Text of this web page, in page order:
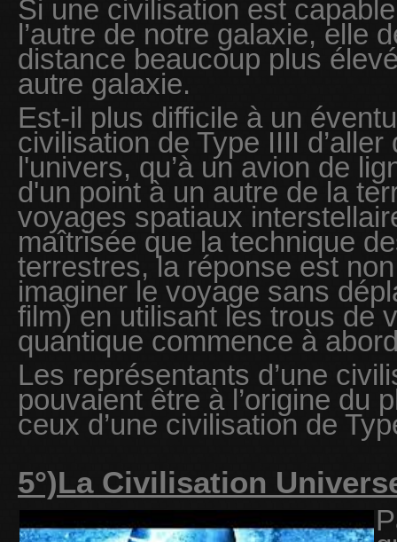
Si une civilisation est
l’autre de notre galaxie, elle
distance beaucoup plus
autre galaxie.
Est-il plus difficile à un
civilisation de Type IIII
l'univers, qu’à un avion de
d'un point à un autre de la
voyages spatiaux
maîtrisée que la technique
terrestres, la réponse est
imaginer le voyage sans
film) en utilisant les trous de
quantique commence à
Les représentants d’une
pouvaient être à l’origine du
ceux d’une civilisation de
5°)La Civilisation